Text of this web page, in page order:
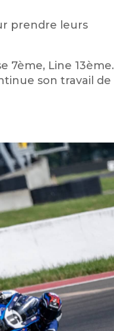
prendre leurs
7ème, Line 13ème.
son travail de